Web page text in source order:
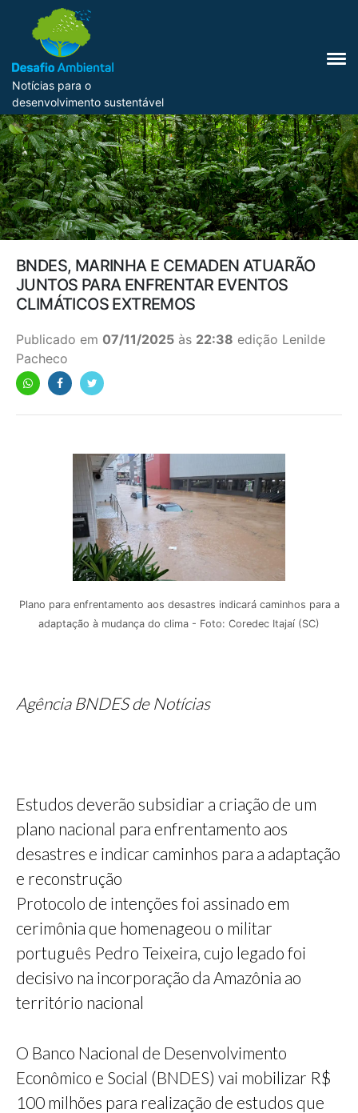
Notícias para o
desenvolvimento sustentável
BNDES, MARINHA E CEMADEN ATUARÃO
JUNTOS PARA ENFRENTAR EVENTOS
CLIMÁTICOS EXTREMOS
Publicado em 07/11/2025 às 22:38 edição Lenilde
Pacheco
Plano para enfrentamento aos desastres indicará caminhos para a
adaptação à mudança do clima - Foto: Coredec Itajaí (SC)
Agência BNDES de Notícias
Estudos deverão subsidiar a criação de um
plano nacional para enfrentamento aos
desastres e indicar caminhos para a adaptação
e reconstrução
Protocolo de intenções foi assinado em
cerimônia que homenageou o militar
português Pedro Teixeira, cujo legado foi
decisivo na incorporação da Amazônia ao
território nacional
O Banco Nacional de Desenvolvimento
Econômico e Social (BNDES) vai mobilizar R$
100 milhões para realização de estudos que